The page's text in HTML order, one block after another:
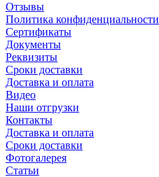
Отзывы
Политика конфиденциальности
Сертификаты
Документы
Реквизиты
Сроки доставки
Доставка и оплата
Видео
Наши отгрузки
Контакты
Доставка и оплата
Сроки доставки
Фотогалерея
Статьи